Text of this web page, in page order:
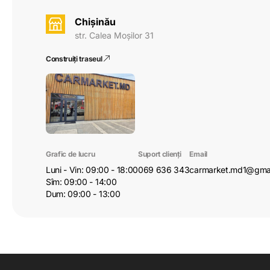
Chișinău
str. Calea Moșilor 31
Construiți traseul
Grafic de lucru
Luni - Vin: 09:00 - 18:00
Sîm: 09:00 - 14:00
Dum: 09:00 - 13:00
Suport clienți
069 636 343
Email